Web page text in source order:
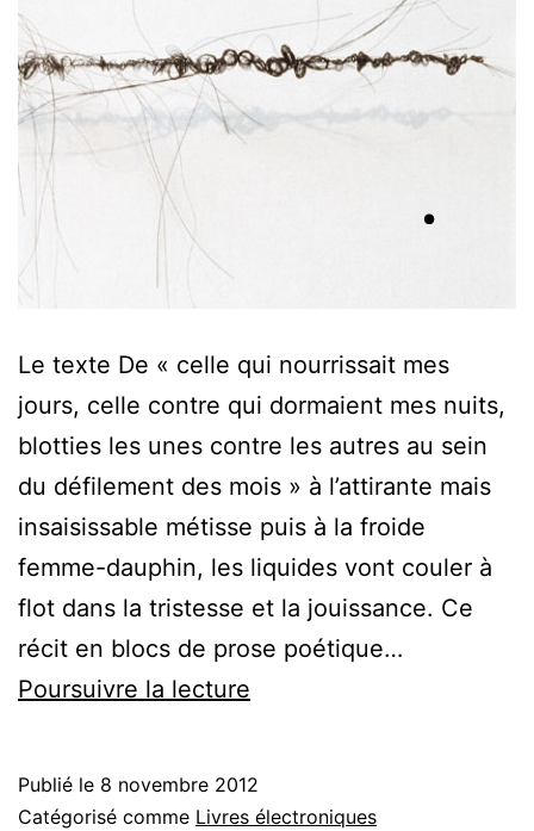
Le texte De « celle qui nourrissait mes
jours, celle contre qui dormaient mes nuits,
blotties les unes contre les autres au sein
du défilement des mois » à l’attirante mais
insaisissable métisse puis à la froide
femme-dauphin, les liquides vont couler à
flot dans la tristesse et la jouissance. Ce
récit en blocs de prose poétique…
Poursuivre la lecture
l’axe
Publié le 8 novembre 2012
Catégorisé comme Livres électroniques